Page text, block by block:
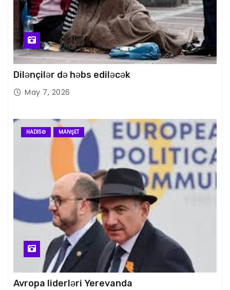
Dilənçilər də həbs ediləcək
May 7, 2026
HADISƏ MANŞET
Avropa liderləri Yerevanda